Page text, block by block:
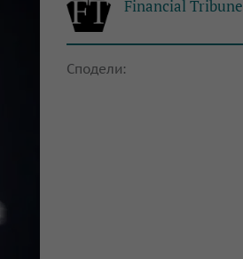
Financial Tribune
Сподели: